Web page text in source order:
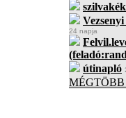
szilvakék
24 napja
útinapló